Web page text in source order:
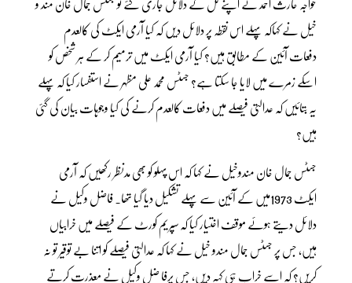
خیل نے کہاکہ پہلے اس نقطہ پر دلائل دیں کہ کیا آرمی ایکٹ کی کالعدم
دفعات آئین کے مطابق ہیں؟ کیا آرمی ایکٹ میں ترمیم کر کے ہر شخص کو
اسکے زمرے میں لایا جا سکتا ہے؟ جسٹس محمد علی مظہر نے استفسار کیا کہ پہلے
یہ بتائیں کہ عدالتی فیصلے میں دفعات کالعدم کرنے کی کیا وجوہات بیان کی گئی
ہیں؟
جسٹس جمال خان مندوخیل نے کہا کہ اس پہلو کو بھی مدنظر رکھیں کہ آرمی
ایکٹ 1973میں کے آئین سے پہلے تشکیل دیا گیا تھا۔ فاضل وکیل نے
دلائل دیتے ہوئے موقف اختیار کیا کہ سپریم کورٹ کے فیصلے میں خرابیاں
ہیں، جس پر جسٹس جمال مندو خیل نے کہا کہ عدالتی فیصلے کو اتنا بے توقیر تو نہ
کریں؟ کہ اسے خراب ہی کہہ دیں، جس پرفا ضل وکیل نے معذرت کرتے